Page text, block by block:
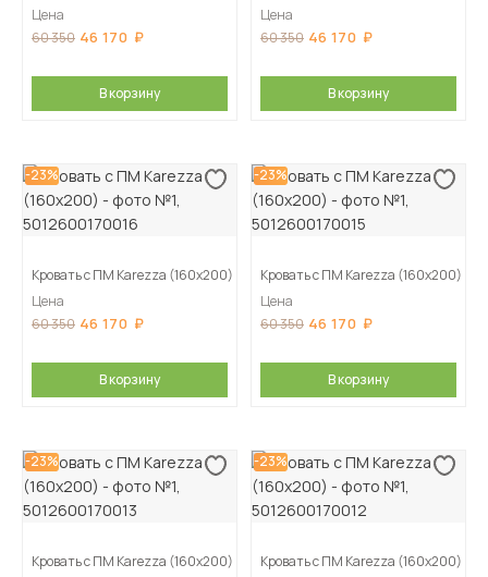
Цена
60 350 46 170
В корзину
Цена
60 350 46 170
В корзину
-23%
Кровать с ПМ Karezza (160х200)
Цена
60 350 46 170
В корзину
-23%
Кровать с ПМ Karezza (160х200)
Цена
60 350 46 170
В корзину
-23%
Кровать с ПМ Karezza (160х200)
-23%
Кровать с ПМ Karezza (160х200)